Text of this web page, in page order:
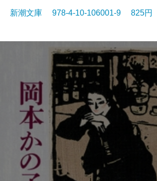
新潮文庫 978-4-10-106001-9 825円